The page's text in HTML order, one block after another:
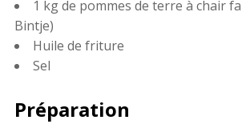
1 kg de pommes de terre à chair
Bintje)
Huile de friture
Sel
Préparation